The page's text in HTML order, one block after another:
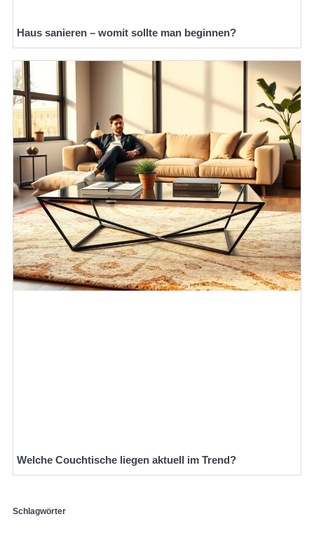
Haus sanieren – womit sollte man beginnen?
Welche Couchtische liegen aktuell im Trend?
Schlagwörter